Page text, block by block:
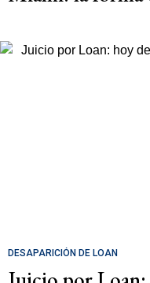
DESAPARICIÓN DE LOAN